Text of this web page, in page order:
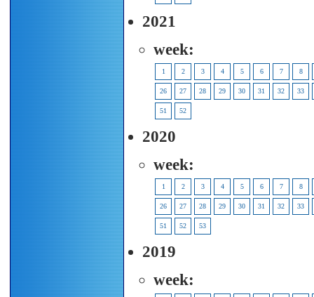
2021
week:
1 2 3 4 5 6 7 8
26 27 28 29 30 31 32 33
51 52
2020
week:
1 2 3 4 5 6 7 8
26 27 28 29 30 31 32 33
51 52 53
2019
week: